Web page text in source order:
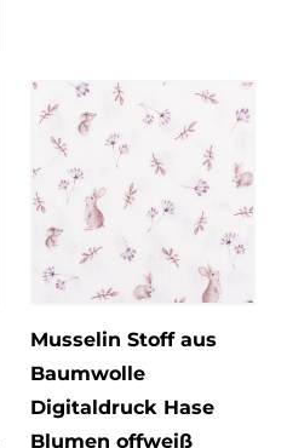
Musselin Stoff aus
Baumwolle
Digitaldruck Hase
Blumen offweiß